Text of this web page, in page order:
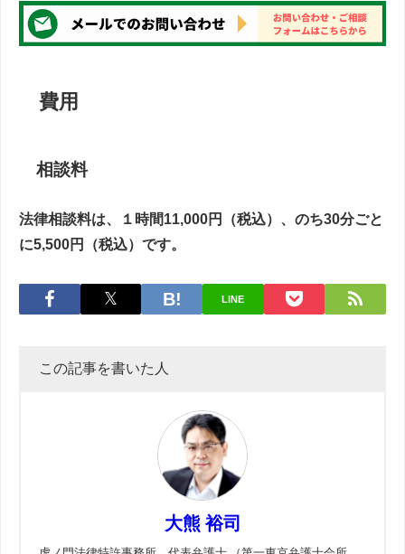
費用
相談料
法律相談料は、１時間11,000円（税込）、のち30分ごと
に5,500円（税込）です。
LINE
この記事を書いた人
大熊 裕司